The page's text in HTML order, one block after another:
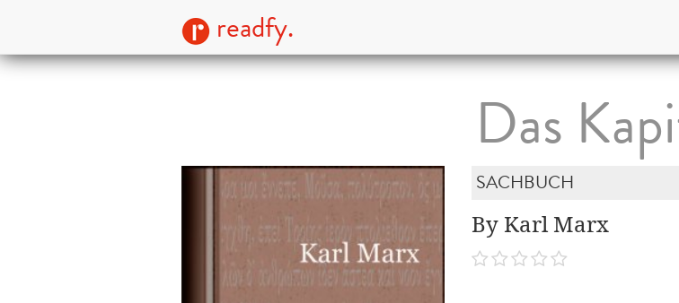
readfy.
Das
SACHBUCH
By Karl Marx